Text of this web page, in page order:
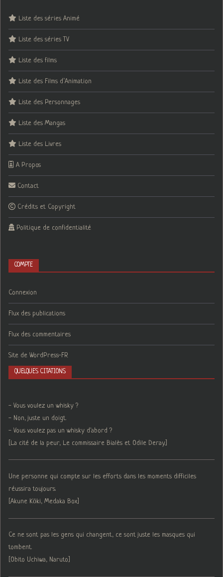
Liste des séries Animé
Liste des séries TV
Liste des films
Liste des Films d’Animation
Liste des Personnages
Liste des Mangas
Liste des Livres
A Propos
Contact
Crédits et Copyright
Politique de confidentialité
COMPTE
Connexion
Flux des publications
Flux des commentaires
Site de WordPress-FR
QUELQUES CITATIONS
- Vous voulez un whisky ?
- Non, juste un doigt.
- Vous voulez pas un whisky d'abord ?
[La cité de la peur, Le commissaire Bialès et Odile Deray.]
Une personne qui compte sur les efforts dans les moments difficiles
réussira toujours.
[Akune Kōki, Medaka Box]
Ce ne sont pas les gens qui changent, ce sont juste les masques qui
tombent.
[Obito Uchiwa, Naruto]